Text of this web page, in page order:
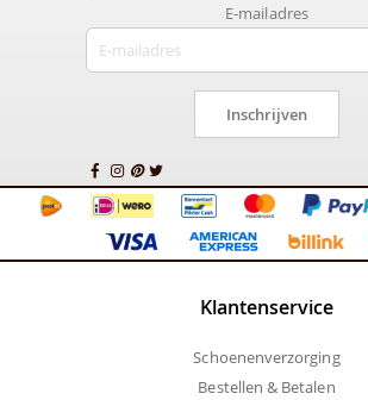
E-mailadres
Inschrijven
Klantenservice
Schoenenverzorging
Bestellen & Betalen